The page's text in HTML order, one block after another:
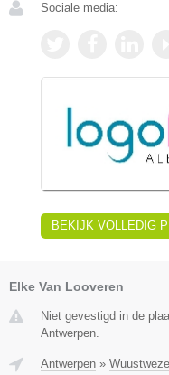
Sociale media:
BEKIJK VOLLEDIG
Elke Van Looveren
Niet gevestigd in de
Antwerpen.
Antwerpen » Wuustwezel